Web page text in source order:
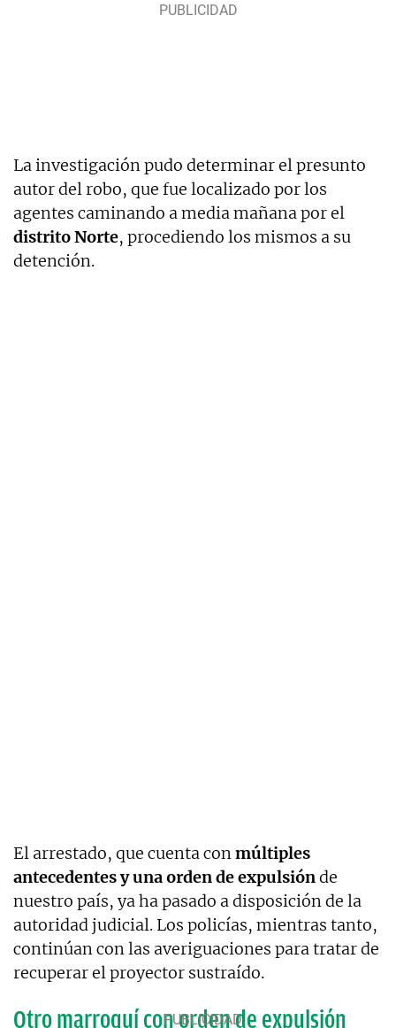
La investigación pudo determinar el presunto
autor del robo, que fue localizado por los
agentes caminando a media mañana por el
distrito Norte, procediendo los mismos a su
detención.
El arrestado, que cuenta conmúltiples
antecedentes y una orden de expulsiónde
nuestro país, ya ha pasado a disposición de la
autoridad judicial. Los policías, mientras tanto,
continúan con las averiguaciones para tratar de
recuperar el proyector sustraído.
Otro marroquí con orden de expulsión